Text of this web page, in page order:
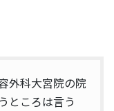
外科大宮院の院
ところは言う